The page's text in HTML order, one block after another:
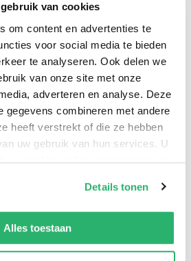
van cookies
om content en advertenties te
voor social media te bieden
te analyseren. Ook delen we
van onze site met onze
adverteren en analyse. Deze
gegevens combineren met andere
heeft verstrekt of die ze hebben
uw gebruik van hun services. U
uw cookievoorkeuren aanpassen
13 derdendie uw gegevens
verwerken.
Details tonen
Alles toestaan
Is spiritualiteit ingebakken in
een product van cultuur en
neurowetenschapper
overtuigingen nauw
maar benadrukt
meer is dan slechts een
Hiermee laat hij nieuw licht
belangrijkste en oudste vragen